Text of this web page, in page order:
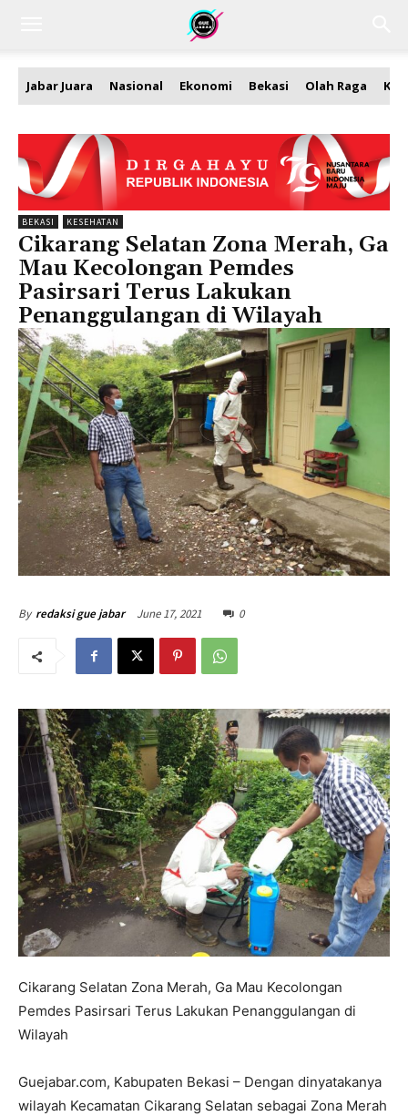
Jabar Juara Nasional Ekonomi Bekasi Olah Raga
BEKASI KESEHATAN
Cikarang Selatan Zona Merah, Ga
Mau Kecolongan Pemdes
Pasirsari Terus Lakukan
Penanggulangan di Wilayah
By redaksi gue jabar June 17, 2021 0
Cikarang Selatan Zona Merah, Ga Mau Kecolongan
Pemdes Pasirsari Terus Lakukan Penanggulangan di
Wilayah
Guejabar.com, Kabupaten Bekasi – Dengan dinyatakanya
wilayah Kecamatan Cikarang Selatan sebagai Zona Merah